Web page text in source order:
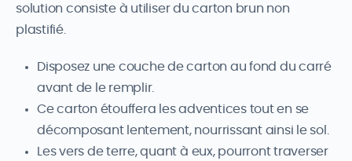
solution consiste à utiliser du carton brun non
plastifié.
Disposez une couche de carton au fond du carré
avant de le remplir.
Ce carton étouffera les adventices tout en se
décomposant lentement, nourrissant ainsi le sol.
Les vers de terre, quant à eux, pourront traverser